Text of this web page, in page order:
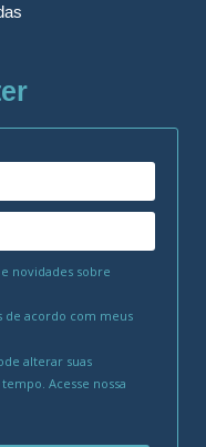
novidades sobre
de acordo com meus
alterar suas
Acesse nossa